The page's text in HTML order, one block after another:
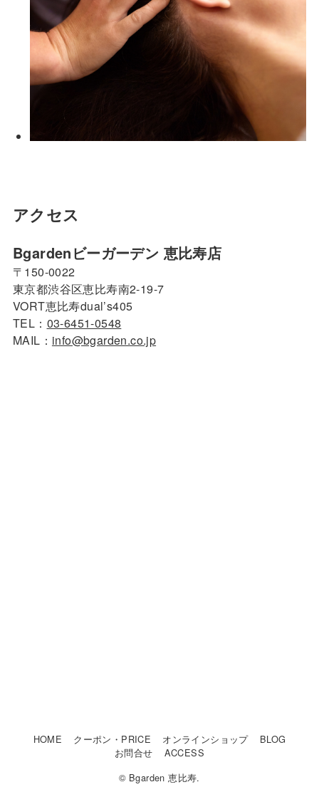
アクセス
Bgardenビーガーデン 恵比寿店
〒150-0022
東京都渋谷区恵比寿南2-19-7
VORT恵比寿dual’s405
TEL： 03-6451-0548
MAIL： info@bgarden.co.jp
HOME クーポン・PRICE オンラインショップ
BLOG
お問合せ
ACCESS
© Bgarden 恵比寿.